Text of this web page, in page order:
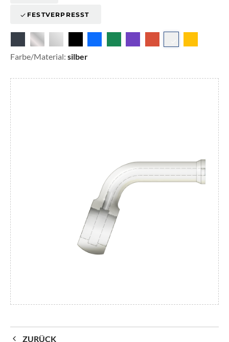
FESTVERPRESST
Farbe/Material: silber
ZURÜCK